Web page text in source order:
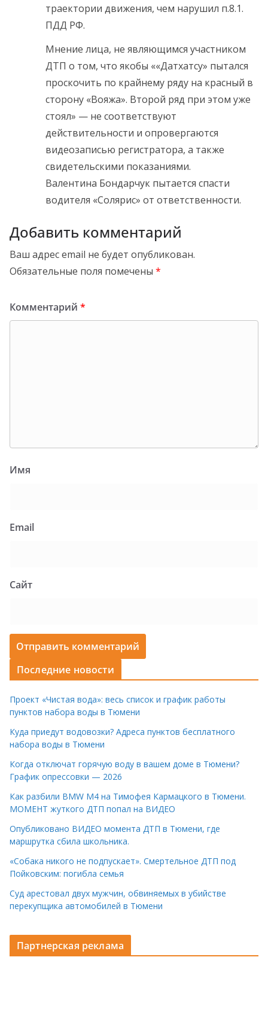
траектории движения, чем нарушил п.8.1.
ПДД РФ.
Мнение лица, не являющимся участником
ДТП о том, что якобы ««Датхатсу» пытался
проскочить по крайнему ряду на красный в
сторону «Вояжа». Второй ряд при этом уже
стоял» — не соответствуют
действительности и опровергаются
видеозаписью регистратора, а также
свидетельскими показаниями.
Валентина Бондарчук пытается спасти
водителя «Солярис» от ответственности.
Добавить комментарий
Ваш адрес email не будет опубликован.
Обязательные поля помечены *
Комментарий *
Имя
Email
Сайт
Последние новости
Проект «Чистая вода»: весь список и график работы
пунктов набора воды в Тюмени
Куда приедут водовозки? Адреса пунктов бесплатного
набора воды в Тюмени
Когда отключат горячую воду в вашем доме в Тюмени?
График опрессовки — 2026
Как разбили BMW M4 на Тимофея Кармацкого в Тюмени.
МОМЕНТ жуткого ДТП попал на ВИДЕО
Опубликовано ВИДЕО момента ДТП в Тюмени, где
маршрутка сбила школьника.
«Собака никого не подпускает». Смертельное ДТП под
Пойковским: погибла семья
Суд арестовал двух мужчин, обвиняемых в убийстве
перекупщика автомобилей в Тюмени
Партнерская реклама